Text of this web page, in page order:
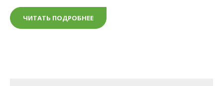
ЧИТАТЬ ПОДРОБНЕЕ ДОКУМЕНТАЦИЯ И ПОЛЕЗНЫЕ ССЫЛКИ